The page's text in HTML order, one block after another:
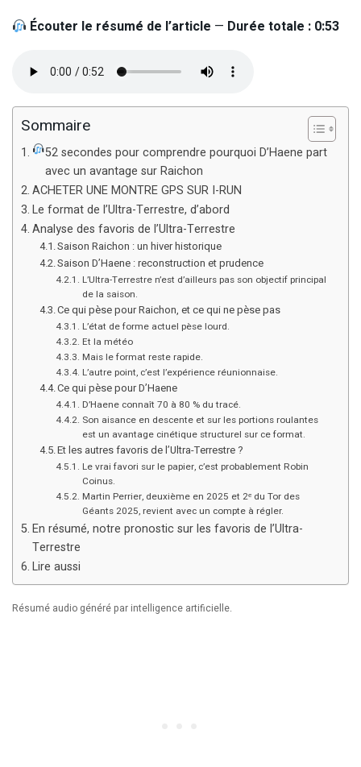
Écouter le résumé de l’article — Durée totale : 0:53
Sommaire
52 secondes pour comprendre pourquoi D’Haene part
avec un avantage sur Raichon
ACHETER UNE MONTRE GPS SUR I-RUN
Le format de l’Ultra-Terrestre, d’abord
Analyse des favoris de l’Ultra-Terrestre
Saison Raichon : un hiver historique
Saison D’Haene : reconstruction et prudence
L’Ultra-Terrestre n’est d’ailleurs pas son objectif principal
de la saison.
Ce qui pèse pour Raichon, et ce qui ne pèse pas
L’état de forme actuel pèse lourd.
Et la météo
Mais le format reste rapide.
L’autre point, c’est l’expérience réunionnaise.
Ce qui pèse pour D’Haene
D’Haene connaît 70 à 80 % du tracé.
Son aisance en descente et sur les portions roulantes
est un avantage cinétique structurel sur ce format.
Et les autres favoris de l’Ultra-Terrestre ?
Le vrai favori sur le papier, c’est probablement Robin
Coinus.
Martin Perrier, deuxième en 2025 et 2ᵉ du Tor des
Géants 2025, revient avec un compte à régler.
En résumé, notre pronostic sur les favoris de l’Ultra-
Terrestre
Lire aussi
Résumé audio généré par intelligence artificielle.